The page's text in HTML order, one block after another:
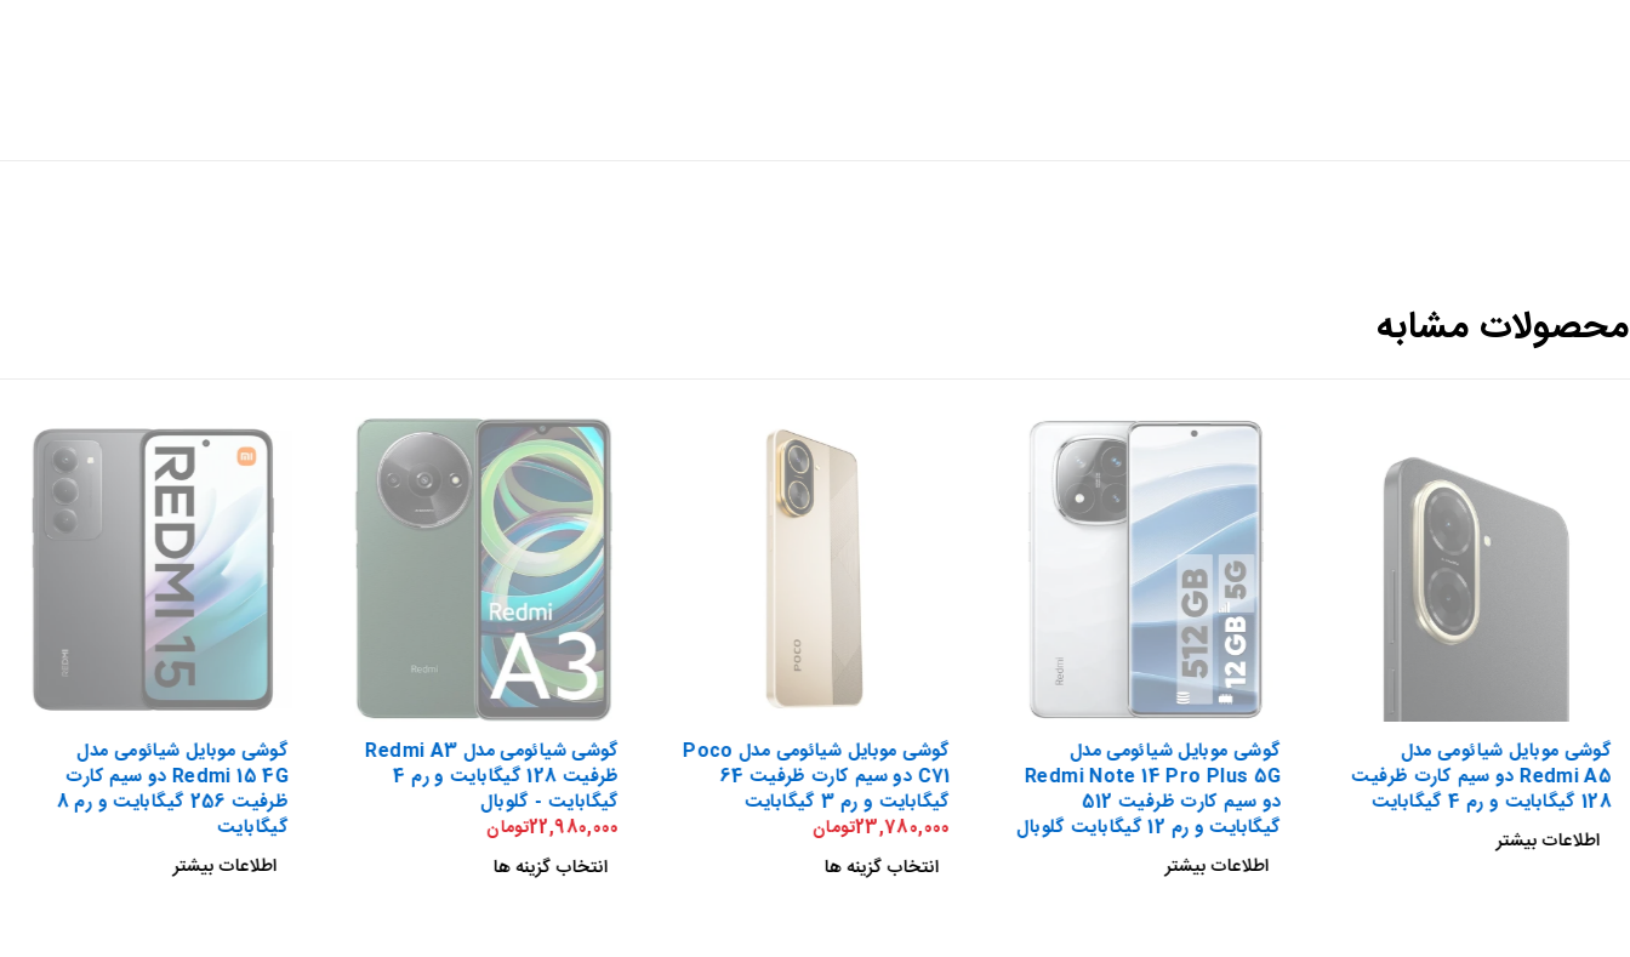
محصولات مشابه
گوشی موبایل شیائومی مدل
Redmi A5 دو سیم کارت ظرفیت
128 گیگابایت و رم 4 گیگابایت
اطلاعات بیشتر
گوشی موبایل شیائومی مدل
Redmi Note 14 Pro Plus 5G
دو سیم کارت ظرفیت 512
گیگابایت و رم 12 گیگابایت گلوبال
اطلاعات بیشتر
گوشی موبایل شیائومی مدل Poco
C71 دو سیم کارت ظرفیت 64
گیگابایت و رم 3 گیگابایت
23,780,000تومان
انتخاب گزینه ها
گوشی شیائومی مدل Redmi A3
ظرفیت 128 گیگابایت و رم 4
گیگابایت - گلوبال
22,980,000تومان
انتخاب گزینه ها
گوشی موبایل شیائومی مدل
Redmi 15 4G دو سیم کارت
ظرفیت 256 گیگابایت و رم 8
گیگابایت
اطلاعات بیشتر